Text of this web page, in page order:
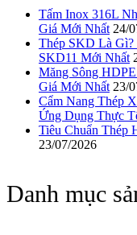
Tấm Inox 316L
Giá Mới Nhất 24/
Thép SKD Là
SKD11 Mới Nhất
Măng Sông
Giá Mới Nhất 23/
Cẩm Nang Thép
Ứng Dụng Thực
Tiêu Chuẩn Thép
23/07/2026
Danh mục